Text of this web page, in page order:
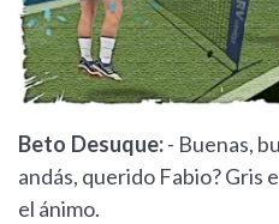
Beto Desuque:- Buenas,
andás, querido Fabio? Gris
el ánimo.